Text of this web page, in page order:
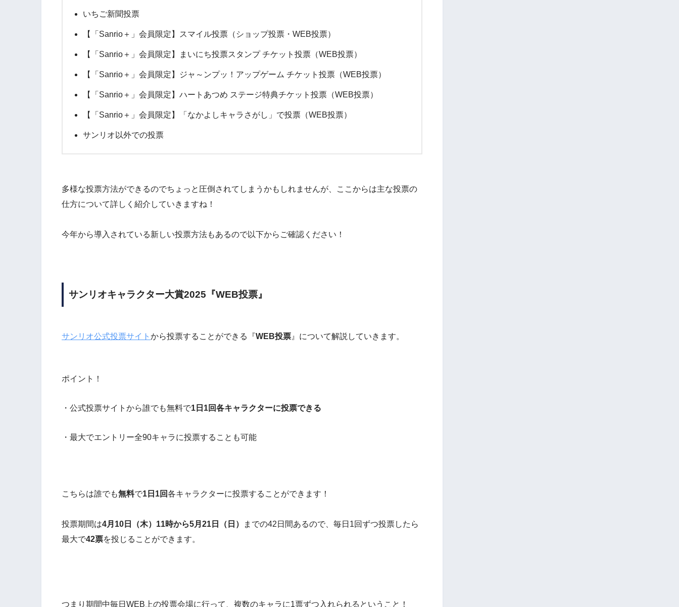
いちご新聞投票
【「Sanrio＋」会員限定】スマイル投票（ショップ投票・WEB投票）
【「Sanrio＋」会員限定】まいにち投票スタンプ チケット投票（WEB投票）
【「Sanrio＋」会員限定】ジャ～ンプッ！アップゲーム チケット投票（WEB投票）
【「Sanrio＋」会員限定】ハートあつめ ステージ特典チケット投票（WEB投票）
【「Sanrio＋」会員限定】「なかよしキャラさがし」で投票（WEB投票）
サンリオ以外での投票
多様な投票方法ができるのでちょっと圧倒されてしまうかもしれませんが、ここからは主な投票の
仕方について詳しく紹介していきますね！
今年から導入されている新しい投票方法もあるので以下からご確認ください！
サンリオキャラクター大賞2025『WEB投票』
サンリオ公式投票サイト から投票することができる『WEB投票 』について解説していきます。
ポイント！
・公式投票サイトから誰でも無料で1日1回各キャラクターに投票できる
・最大でエントリー全90キャラに投票することも可能
こちらは誰でも無料で1日1回各キャラクターに投票することができます！
投票期間は4月10日（木）11時から5月21日（日）
までの42日間あるので、毎日1回ずつ投票したら
最大で42票を投じることができます。
つまり期間中毎日WEB上の投票会場に行って、 複数のキャラに1票ずつ入れられるということ！